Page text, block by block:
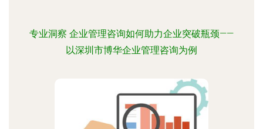
专业洞察 企业管理咨询如何助力企业突破瓶颈——
以深圳市博华企业管理咨询为例